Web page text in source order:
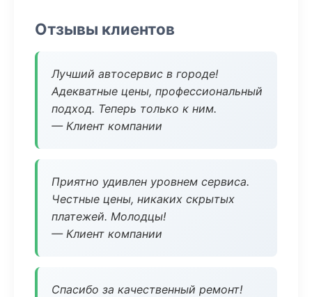
Отзывы клиентов
Лучший автосервис в городе!
Адекватные цены, профессиональный
подход. Теперь только к ним.
— Клиент компании
Приятно удивлен уровнем сервиса.
Честные цены, никаких скрытых
платежей. Молодцы!
— Клиент компании
Спасибо за качественный ремонт!